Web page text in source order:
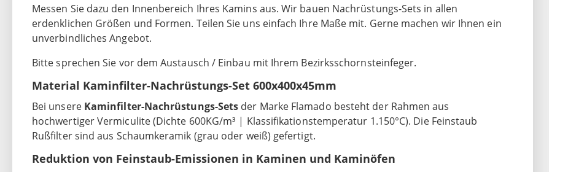
Messen Sie dazu den Innenbereich Ihres Kamins aus. Wir bauen Nachrüstungs-Sets in allen
erdenklichen Größen und Formen. Teilen Sie uns einfach Ihre Maße mit. Gerne machen wir Ihnen ein
unverbindliches Angebot.
Bitte sprechen Sie vor dem Austausch / Einbau mit Ihrem Bezirksschornsteinfeger.
Material Kaminfilter-Nachrüstungs-Set 600x400x45mm
Bei unsere Kaminfilter-Nachrüstungs-Sets der Marke Flamado besteht der Rahmen aus
hochwertiger Vermiculite (Dichte 600KG/m³ | Klassifikationstemperatur 1.150°C). Die Feinstaub
Rußfilter sind aus Schaumkeramik (grau oder weiß) gefertigt.
Reduktion von Feinstaub-Emissionen in Kaminen und Kaminöfen